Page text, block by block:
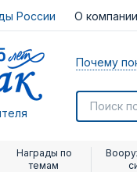
России О компании
Почему
Награды по
темам